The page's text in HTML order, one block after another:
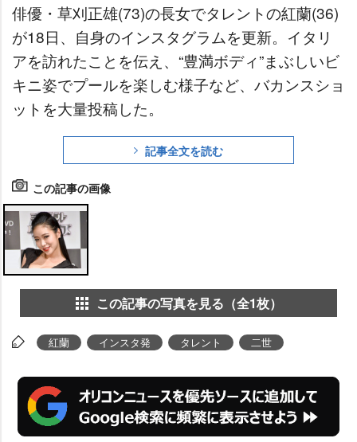
俳優・草刈正雄(73)の長女でタレントの紅蘭(36)
が18日、自身のインスタグラムを更新。イタリ
アを訪れたことを伝え、“豊満ボディ”まぶしいビ
キニ姿でプールを楽しむ様子など、バカンスショ
ットを大量投稿した。
記事全文を読む
この記事の画像
この記事の写真を見る（全1枚）
紅蘭 インスタ発 タレント 二世